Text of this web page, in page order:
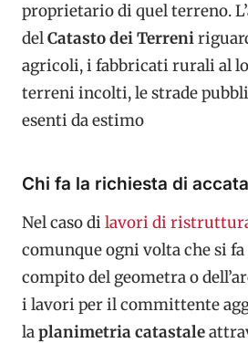
proprietario di quel terreno.
delCatasto dei Terreni
agricoli, i fabbricati rurali al
terreni incolti, le strade
esenti da estimo
Chi fa la richiesta di
Nel caso di lavori di
comunque ogni volta che si
compito del geometra o
i lavori per il committente
laplanimetria catastale